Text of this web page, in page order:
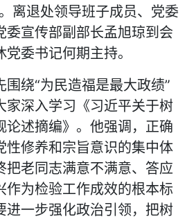
离退处领导班子成员、党委
委宣传部副部长孟旭琼到会
委书记何期主持。
围绕“为民造福是最大政绩”
家深入学习《习近平关于树
论述摘编》。他强调，正确
性修养和宗旨意识的集中体
把老同志满意不满意、答应
作为检验工作成效的根本标
进一步强化政治引领，把树